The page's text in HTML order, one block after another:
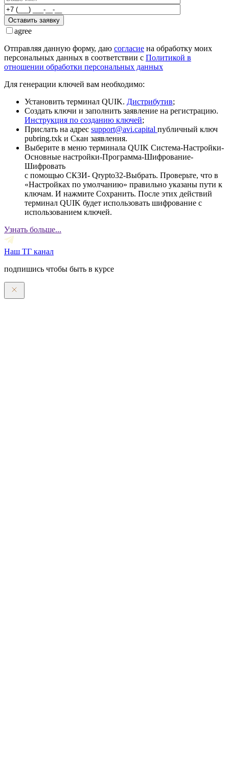
Оставить заявку
agree
Отправляя данную форму, даю согласие на обработку моих
персональных данных в соответствии с Политикой в
отношении обработки персональных данных
Для генерации ключей вам необходимо:
Установить терминал QUIK. Дистрибутив;
Создать ключи и заполнить заявление на регистрацию.
Инструкция по созданию ключей;
Прислать на адрес support@avi.capital публичный ключ
pubring.txk и Скан заявления.
Выберите в меню терминала QUIK Система-Настройки-
Основные настройки-Программа-Шифрование-
Шифровать
с помощью СКЗИ- Qrypto32-Выбрать. Проверьте, что в
«Настройках по умолчанию» правильно указаны пути к
ключам. И нажмите Сохранить. После этих действий
терминал QUIK будет использовать шифрование с
использованием ключей.
Узнать больше...
Наш ТГ канал
подпишись чтобы быть в курсе